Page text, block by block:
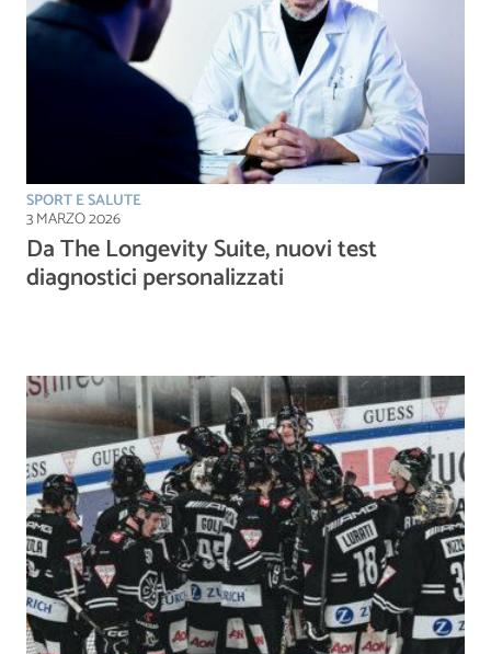
SPORT E SALUTE
3 MARZO 2026
Da The Longevity Suite, nuovi test
diagnostici personalizzati